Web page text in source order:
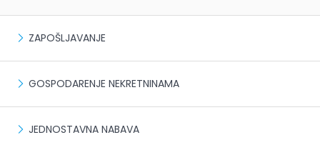
ZAPOŠLJAVANJE
GOSPODARENJE NEKRETNINAMA
JEDNOSTAVNA NABAVA